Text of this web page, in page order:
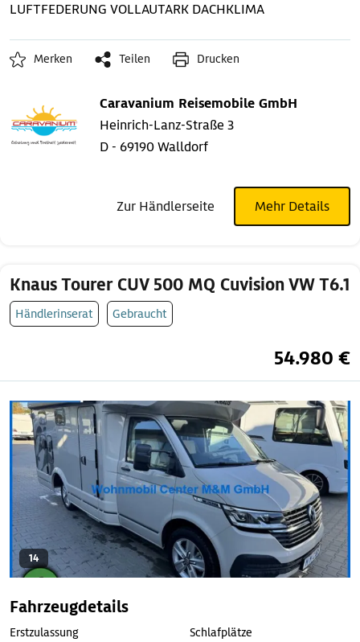
LUFTFEDERUNG VOLLAUTARK DACHKLIMA
Merken Teilen Drucken
Caravanium Reisemobile GmbH
Heinrich-Lanz-Straße 3
D - 69190 Walldorf
Zur Händlerseite Mehr Details
Knaus Tourer CUV 500 MQ Cuvision VW T6.1
Händlerinserat Gebraucht
54.980 €
14
Fahrzeugdetails
Erstzulassung Schlafplätze